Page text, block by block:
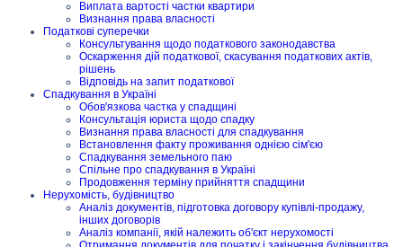
Виплата вартості частки квартири
Визнання права власності
Податкові суперечки
Консультування щодо податкового законодавства
Оскарження дій податкової, скасування податкових актів,
рішень
Відповідь на запит податкової
Спадкування в Україні
Обов'язкова частка у спадщині
Консультація юриста щодо спадку
Визнання права власності для спадкування
Встановлення факту проживання однією сім'єю
Спадкування земельного паю
Спільне про спадкування в Україні
Продовження терміну прийняття спадщини
Нерухомість, будівництво
Аналіз документів, підготовка договору купівлі-продажу,
інших договорів
Аналіз компанії, якій належить об'єкт нерухомості